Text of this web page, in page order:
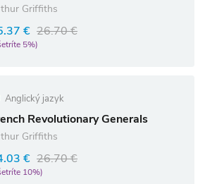
Griffiths
€ 26.70 €
5%)
Anglický jazyk
Revolutionary Generals
Griffiths
€ 26.70 €
10%)